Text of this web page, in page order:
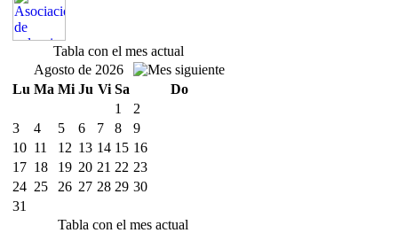
Tabla con el mes actual
Agosto de 2026
Lu Ma Mi Ju Vi Sa
Do
1
2
3
4 5 6 7 8
9
10 11 12 13 14 15 16
17 18 19 20 21 22 23
24 25 26 27 28 29 30
31
Tabla con el mes actual